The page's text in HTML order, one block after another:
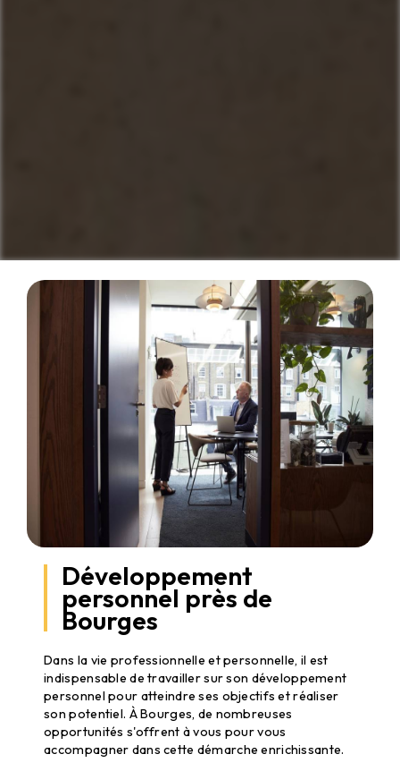
Développement
personnel près de
Bourges
Développement personnel à Bourges
Dans la vie professionnelle et personnelle, il est
indispensable de travailler sur son développement
personnel pour atteindre ses objectifs et réaliser
son potentiel. À Bourges, de nombreuses
opportunités s'offrent à vous pour vous
accompagner dans cette démarche enrichissante.